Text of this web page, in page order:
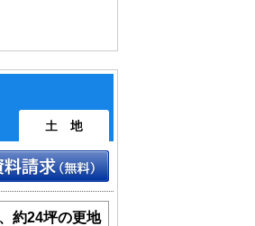
約24坪の更地